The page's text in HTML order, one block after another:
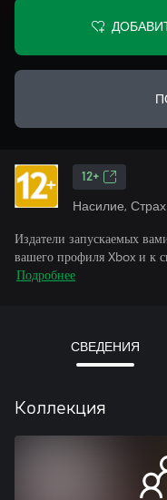
12+
Насилие, Страх
Издатели запускаемых
вашего профиля Xbox и к
Подробнее
СВЕДЕНИЯ
Коллекция